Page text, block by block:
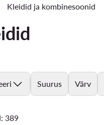
Kleidid ja kombinesoonid
Suurus Värv
389